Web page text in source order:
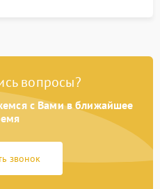
вопросы?
с Вами в ближайшее
звонок